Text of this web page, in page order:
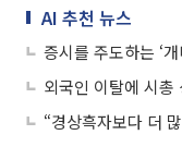
AI 추천 뉴스
“경상흑자보다 더